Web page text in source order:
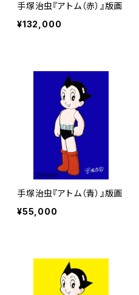
手塚治虫『アトム（赤）』版画
¥132,000
手塚治虫『アトム（青）』版画
¥55,000